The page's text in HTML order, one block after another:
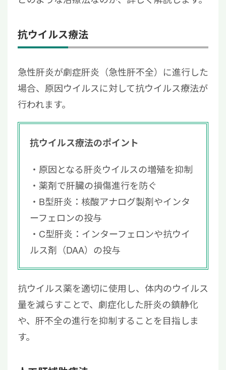
抗ウイルス療法
急性肝炎が劇症肝炎（急性肝不全）に進行した
場合、原因ウイルスに対して抗ウイルス療法が
行われます。
抗ウイルス療法のポイント
原因となる肝炎ウイルスの増殖を抑制
薬剤で肝臓の損傷進行を防ぐ
B型肝炎：核酸アナログ製剤やインタ
ーフェロンの投与
C型肝炎：インターフェロンや抗ウイ
ルス剤（DAA）の投与
抗ウイルス薬を適切に使用し、体内のウイルス
量を減らすことで、劇症化した肝炎の鎮静化
や、肝不全の進行を抑制することを目指しま
す。